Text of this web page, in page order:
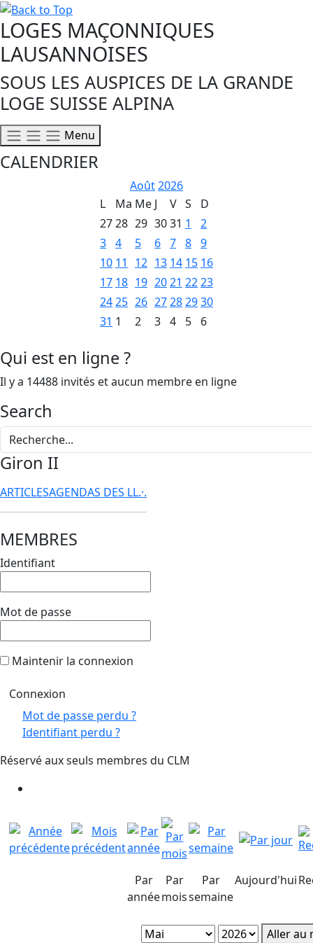
LOGES MAÇONNIQUES
LAUSANNOISES
SOUS LES AUSPICES DE LA GRANDE
LOGE SUISSE ALPINA
Menu
CALENDRIER
Août2026
L
Ma Me J V S
D
2728 29 3031 1
2
3 4 5 6 7 8 9
10 11 12 13 14 15 16
17 18 19 2021 2223
2425 26 27282930
31 1 2 3 4 5 6
Qui est en ligne ?
Il y a 14488 invités et aucun membre en ligne
Search
Giron II
ARTICLESAGENDAS DES LL.·.
MEMBRES
Identifiant
Mot de passe
Maintenir la connexion
Mot de passe perdu ?
Identifiant perdu ?
Réservé aux seuls membres du CLM
Par
année
Par
mois
Par
semaine
Aujourd'hui
Aller au